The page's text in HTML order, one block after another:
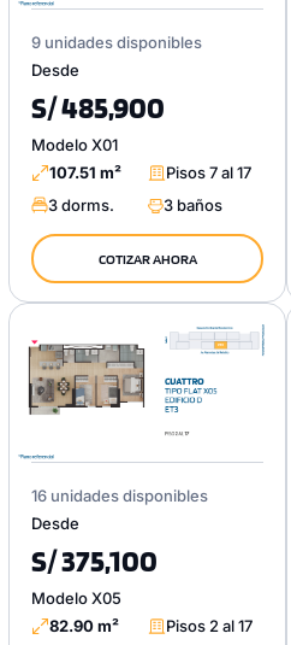
9 unidades disponibles
Desde
S/ 485,900
Modelo X01
107.51 m²
Pisos 7 al 17
3 dorms.
3 baños
COTIZAR AHORA
16 unidades disponibles
Desde
S/ 375,100
Modelo X05
82.90 m²
Pisos 2 al 17